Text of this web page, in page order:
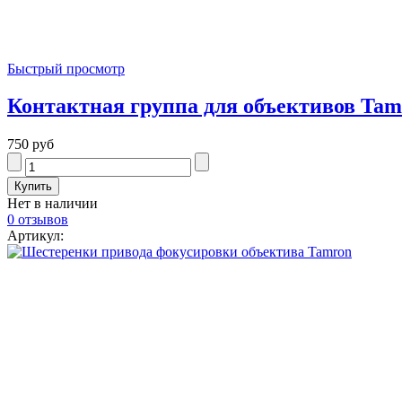
Быстрый просмотр
Контактная группа для объективов
750 руб
Нет в наличии
0 отзывов
Артикул: